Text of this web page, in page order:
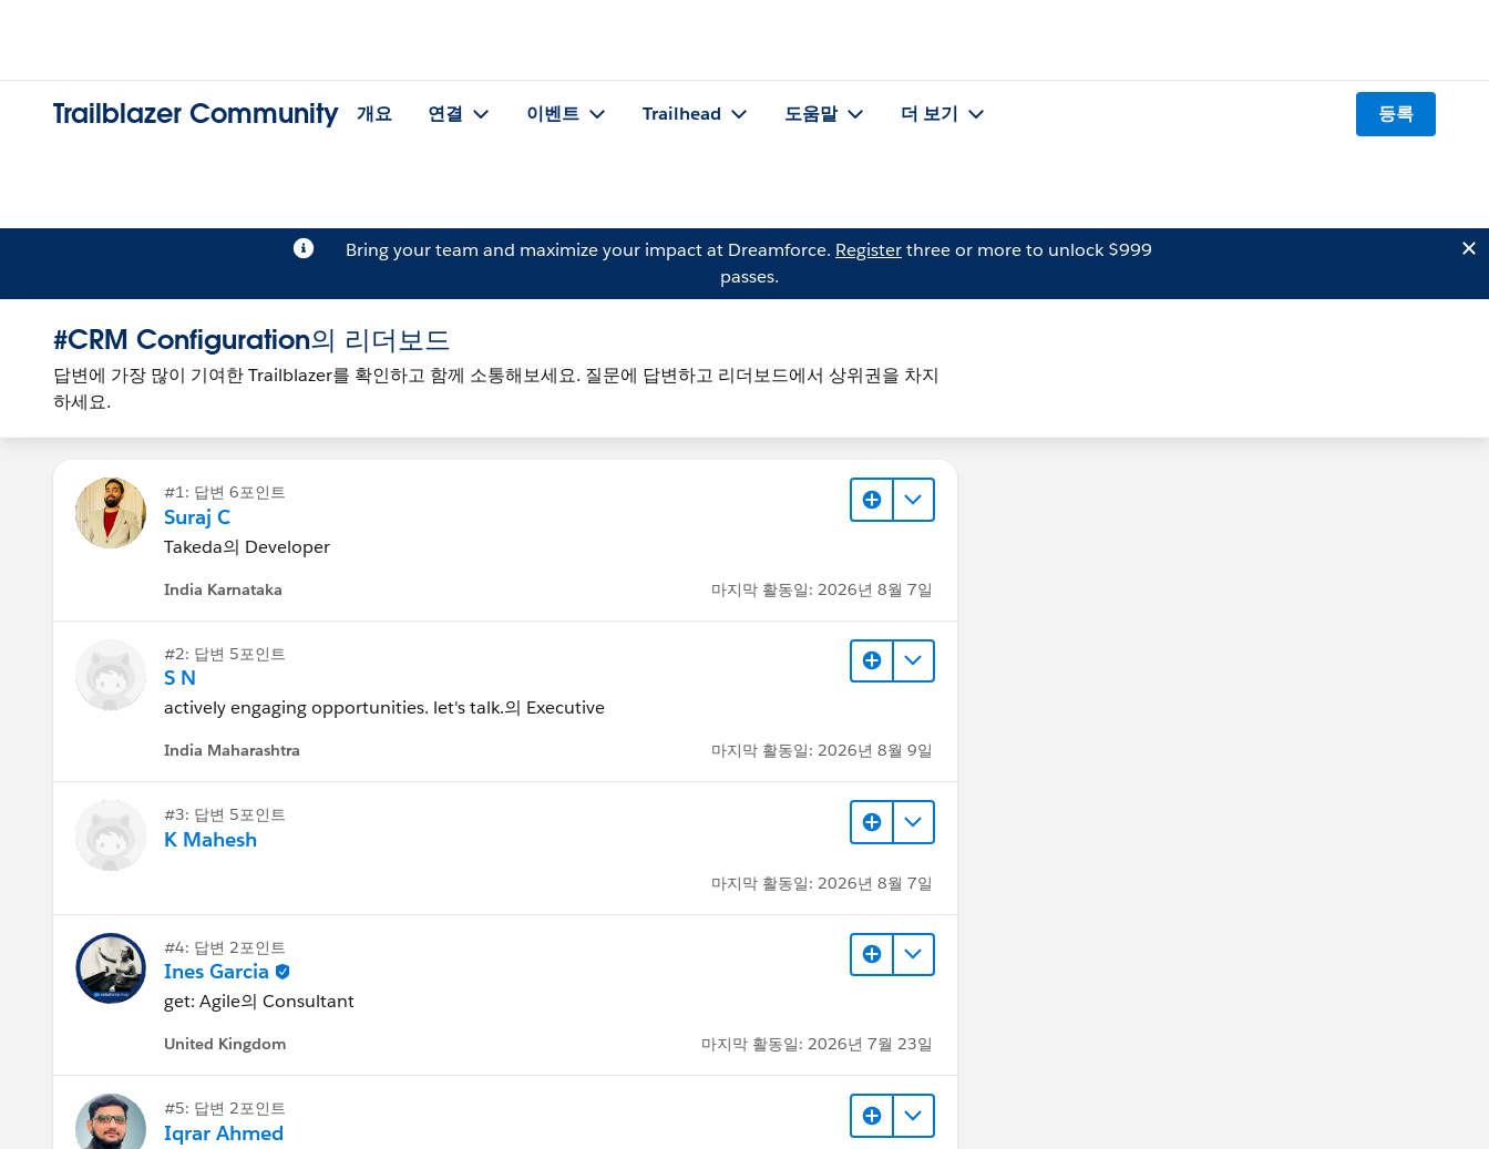
Trailblazer Community 개요 연결 이벤트 Trailhead 도움말 더 보기 등록
Bring your team and maximize your impact at Dreamforce. Registerthree or more to unlock $999
passes.
#CRM Configuration의 리더보드
답변에 가장 많이 기여한 Trailblazer를 확인하고 함께 소통해보세요. 질문에 답변하고 리더보드에서 상위권을 차지
하세요.
#1: 답변 6포인트
Suraj C
Takeda의 Developer
India Karnataka 마지막 활동일: 2026년 8월 7일
#2: 답변 5포인트
S N
actively engaging opportunities. let's talk.의 Executive
India Maharashtra 마지막 활동일: 2026년 8월 9일
#3: 답변 5포인트
K Mahesh
마지막 활동일: 2026년 8월 7일
#4: 답변 2포인트
Ines Garcia
get: Agile의 Consultant
United Kingdom 마지막 활동일: 2026년 7월 23일
#5: 답변 2포인트
Iqrar Ahmed